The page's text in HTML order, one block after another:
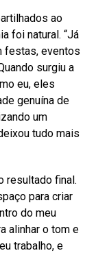
ao
foi natural. “Já
festas, eventos
surgiu a
eu, eles
genuína de
um
tudo mais
resultado final.
para criar
do meu
alinhar o tom e
trabalho, e